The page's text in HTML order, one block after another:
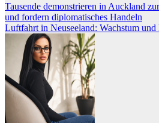
Beitragsnavigation
Tausende demonstrieren in Auckland
und fordern diplomatisches Handeln
Luftfahrt in Neuseeland: Wachstum